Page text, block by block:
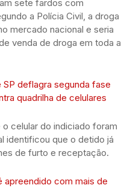
sete fardos com
a Polícia Civil, a droga
mercado nacional e seria
venda de droga em toda a
SP deflagra segunda fase
quadrilha de celulares
celular do indiciado foram
identificou que o detido já
de furto e receptação.
apreendido com mais de